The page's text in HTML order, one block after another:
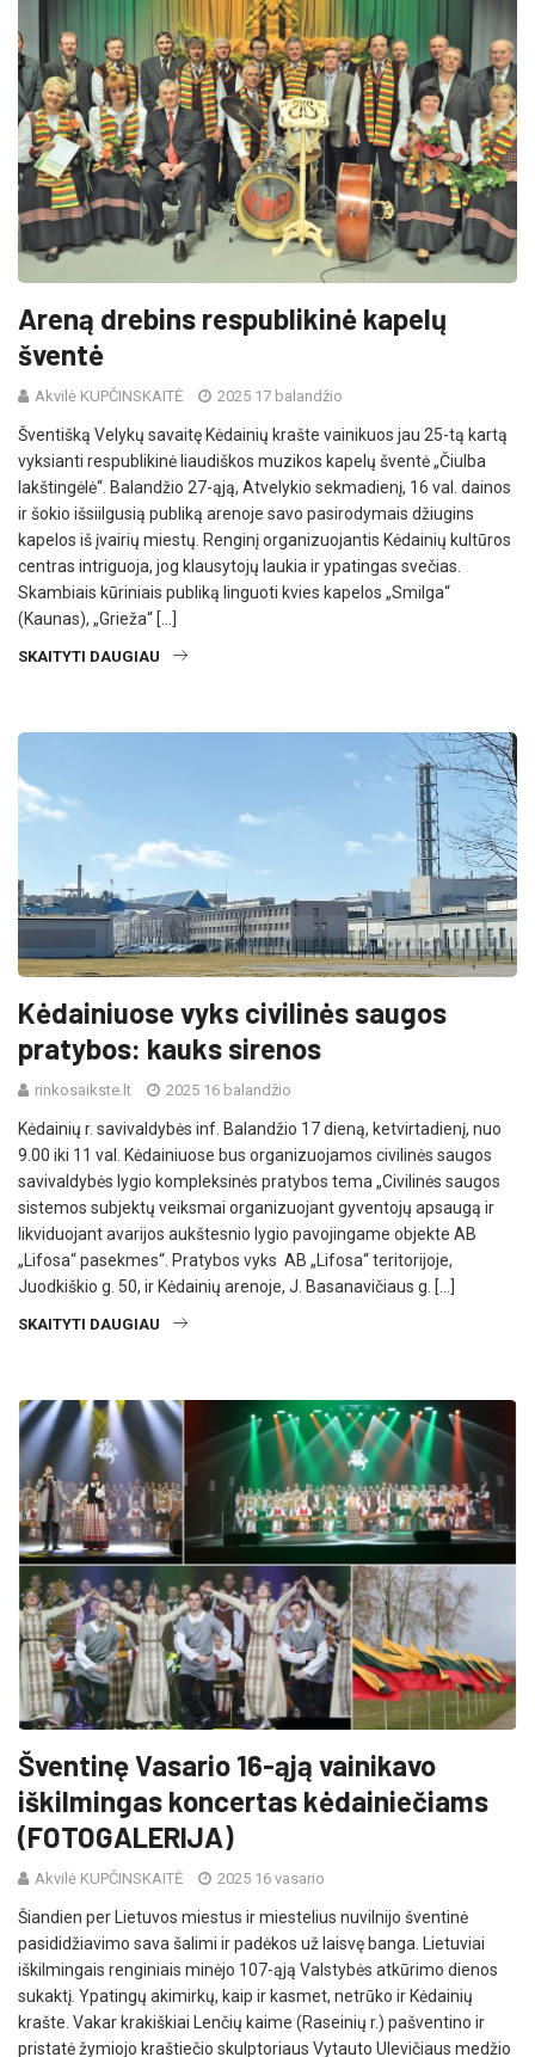
Areną drebins respublikinė kapelų
šventė
Akvilė KUPČINSKAITĖ 2025 17 balandžio
Šventišką Velykų savaitę Kėdainių krašte vainikuos jau 25-tą kartą
vyksianti respublikinė liaudiškos muzikos kapelų šventė „Čiulba
lakštingėlė“. Balandžio 27-ąją, Atvelykio sekmadienį, 16 val. dainos
ir šokio išsiilgusią publiką arenoje savo pasirodymais džiugins
kapelos iš įvairių miestų. Renginį organizuojantis Kėdainių kultūros
centras intriguoja, jog klausytojų laukia ir ypatingas svečias.
Skambiais kūriniais publiką linguoti kvies kapelos „Smilga“
(Kaunas), „Grieža“ […]
SKAITYTI DAUGIAU
Kėdainiuose vyks civilinės saugos
pratybos: kauks sirenos
rinkosaikste.lt 2025 16 balandžio
Kėdainių r. savivaldybės inf. Balandžio 17 dieną, ketvirtadienį, nuo
9.00 iki 11 val. Kėdainiuose bus organizuojamos civilinės saugos
savivaldybės lygio kompleksinės pratybos tema „Civilinės saugos
sistemos subjektų veiksmai organizuojant gyventojų apsaugą ir
likviduojant avarijos aukštesnio lygio pavojingame objekte AB
„Lifosa“ pasekmes“. Pratybos vyks AB „Lifosa“ teritorijoje,
Juodkiškio g. 50, ir Kėdainių arenoje, J. Basanavičiaus g. […]
SKAITYTI DAUGIAU
Šventinę Vasario 16-ąją vainikavo
iškilmingas koncertas kėdainiečiams
(FOTOGALERIJA)
Akvilė KUPČINSKAITĖ 2025 16 vasario
Šiandien per Lietuvos miestus ir miestelius nuvilnijo šventinė
pasididžiavimo sava šalimi ir padėkos už laisvę banga. Lietuviai
iškilmingais renginiais minėjo 107-ąją Valstybės atkūrimo dienos
sukaktį. Ypatingų akimirkų, kaip ir kasmet, netrūko ir Kėdainių
krašte. Vakar krakiškiai Lenčių kaime (Raseinių r.) pašventino ir
pristatė žymiojo kraštiečio skulptoriaus Vytauto Ulevičiaus medžio